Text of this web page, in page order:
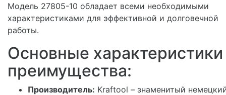
Модель 27805-10 обладает всеми необходимыми
характеристиками для эффективной и долговечной
работы.
Основные
преимущества:
Производитель: Kraftool – знаменитый